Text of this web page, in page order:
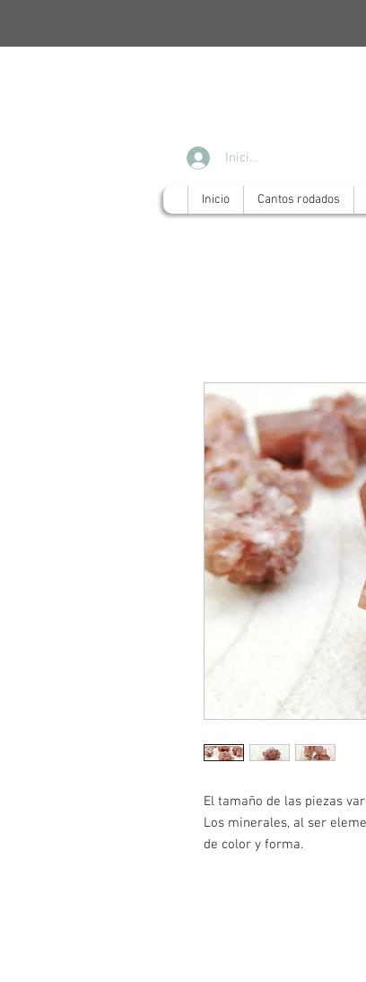
Iniciar sesión
Inicio Cantos rodados
El tamaño de las piezas
Los minerales, al ser
de color y forma.